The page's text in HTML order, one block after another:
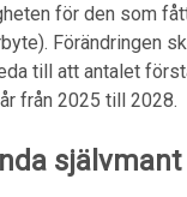
för den som
Förändringen
till att antalet
från 2025 till 2028.
själv­mant